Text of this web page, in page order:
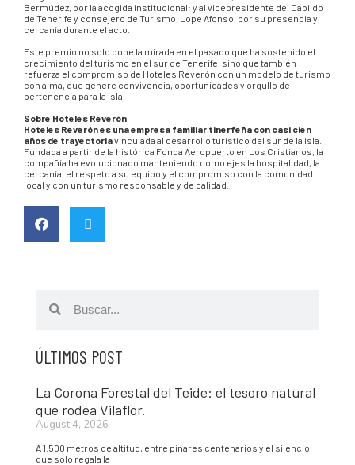
Bermúdez, por la acogida institucional; y al vicepresidente del Cabildo
de Tenerife y consejero de Turismo, Lope Afonso, por su presencia y
cercanía durante el acto.
Este premio no solo pone la mirada en el pasado que ha sostenido el
crecimiento del turismo en el sur de Tenerife, sino que también
refuerza el compromiso de Hoteles Reverón con un modelo de turismo
con alma, que genere convivencia, oportunidades y orgullo de
pertenencia para la isla.
Sobre Hoteles Reverón
Hoteles Reverón es una empresa familiar tinerfeña con casi cien
años de trayectoriavinculada al desarrollo turístico del sur de la isla.
Fundada a partir de la histórica Fonda Aeropuerto en Los Cristianos, la
compañía ha evolucionado manteniendo como ejes la hospitalidad, la
cercanía, el respeto a su equipo y el compromiso con la comunidad
local y con un turismo responsable y de calidad.
ÚLTIMOS POST
La Corona Forestal del Teide: el tesoro natural
que rodea Vilaflor.
August 4, 2026
A 1.500 metros de altitud, entre pinares centenarios y el silencio
que solo regala la